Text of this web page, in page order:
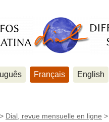
Français English
> Dial, revue mensuelle en ligne >